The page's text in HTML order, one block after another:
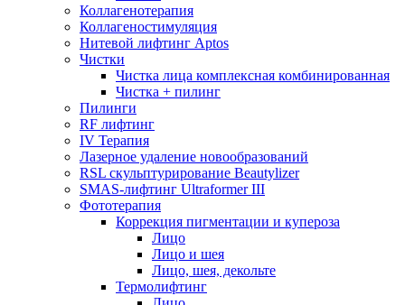
Коллагенотерапия
Коллагеностимуляция
Нитевой лифтинг Aptos
Чистки
Чистка лица комплексная комбинированная
Чистка + пилинг
Пилинги
RF лифтинг
IV Терапия
Лазерное удаление новообразований
RSL скульптурирование Beautylizer
SMAS-лифтинг Ultraformer III
Фототерапия
Коррекция пигментации и купероза
Лицо
Лицо и шея
Лицо, шея, декольте
Термолифтинг